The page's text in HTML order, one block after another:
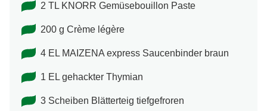
2 TL KNORR Gemüsebouillon Paste
200 g Crème légère
4 EL MAIZENA express Saucenbinder braun
1 EL gehackter Thymian
3 Scheiben Blätterteig tiefgefroren